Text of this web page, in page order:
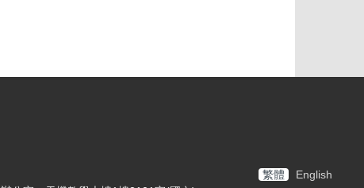
繁體
English